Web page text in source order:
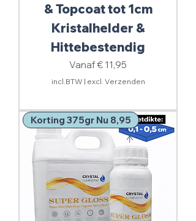
& Topcoat tot 1cm
Kristalhelder &
Hittebestendig
Vanaf€ 11,95
Verkoopprijs
incl.BTW | excl. Verzenden
Korting 375gr Nu 8,95